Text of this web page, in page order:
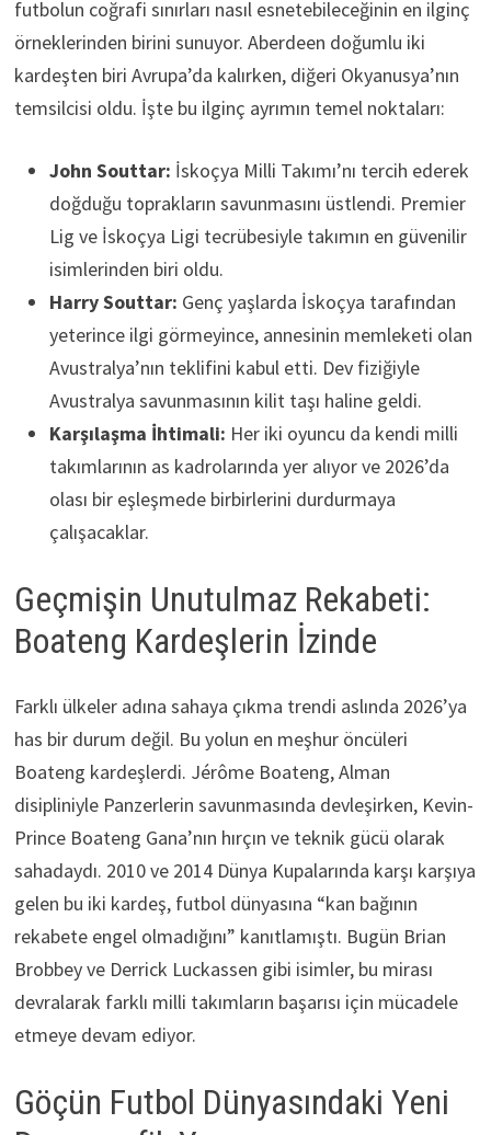
futbolun coğrafi sınırları nasıl esnetebileceğinin en ilginç
örneklerinden birini sunuyor. Aberdeen doğumlu iki
kardeşten biri Avrupa’da kalırken, diğeri Okyanusya’nın
temsilcisi oldu. İşte bu ilginç ayrımın temel noktaları:
John Souttar: İskoçya Milli Takımı’nı tercih ederek
doğduğu toprakların savunmasını üstlendi. Premier
Lig ve İskoçya Ligi tecrübesiyle takımın en güvenilir
isimlerinden biri oldu.
Harry Souttar: Genç yaşlarda İskoçya tarafından
yeterince ilgi görmeyince, annesinin memleketi olan
Avustralya’nın teklifini kabul etti. Dev fiziğiyle
Avustralya savunmasının kilit taşı haline geldi.
Karşılaşma İhtimali: Her iki oyuncu da kendi milli
takımlarının as kadrolarında yer alıyor ve 2026’da
olası bir eşleşmede birbirlerini durdurmaya
çalışacaklar.
Geçmişin Unutulmaz Rekabeti:
Boateng Kardeşlerin İzinde
Farklı ülkeler adına sahaya çıkma trendi aslında 2026’ya
has bir durum değil. Bu yolun en meşhur öncüleri
Boateng kardeşlerdi. Jérôme Boateng, Alman
disipliniyle Panzerlerin savunmasında devleşirken, Kevin-
Prince Boateng Gana’nın hırçın ve teknik gücü olarak
sahadaydı. 2010 ve 2014 Dünya Kupalarında karşı karşıya
gelen bu iki kardeş, futbol dünyasına “kan bağının
rekabete engel olmadığını” kanıtlamıştı. Bugün Brian
Brobbey ve Derrick Luckassen gibi isimler, bu mirası
devralarak farklı milli takımların başarısı için mücadele
etmeye devam ediyor.
Göçün Futbol Dünyasındaki Yeni